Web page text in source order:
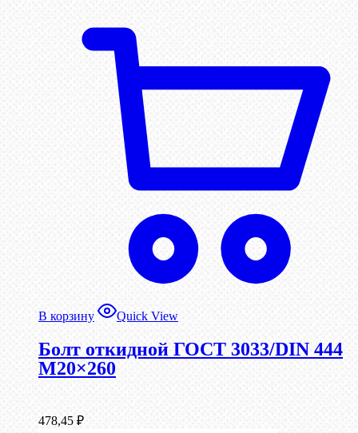
В корзину Quick View
Болт откидной ГОСТ 3033/DIN 444
М20×260
478,45 ₽